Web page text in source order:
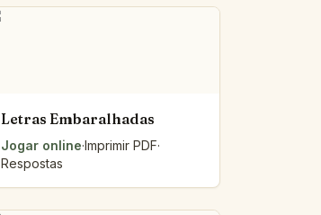
Letras Embaralhadas
Jogar online·Imprimir PDF·
Respostas